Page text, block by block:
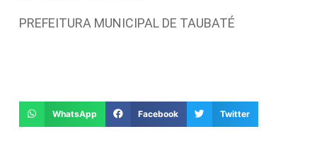
PREFEITURA MUNICIPAL DE TAUBATÉ
WhatsApp Facebook Twitter